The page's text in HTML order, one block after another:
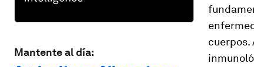
Mantente al día:
cuerpos.